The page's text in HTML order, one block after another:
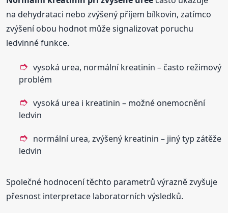
na dehydrataci nebo zvýšený příjem bílkovin, zatímco
zvýšení obou hodnot může signalizovat poruchu
ledvinné funkce.
vysoká urea, normální kreatinin – často režimový
problém
vysoká urea i kreatinin – možné onemocnění
ledvin
normální urea, zvýšený kreatinin – jiný typ zátěže
ledvin
Společné hodnocení těchto parametrů výrazně zvyšuje
přesnost interpretace laboratorních výsledků.